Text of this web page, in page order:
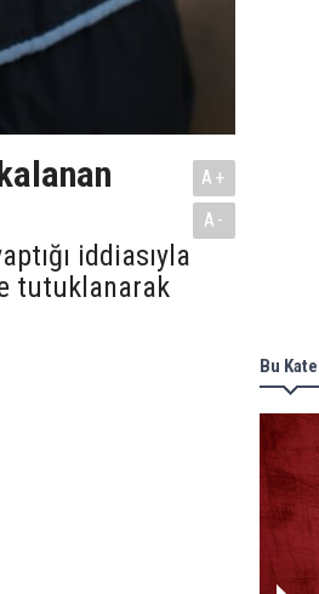
iddiasıyla
tutuklanarak
A+
A-
Bu